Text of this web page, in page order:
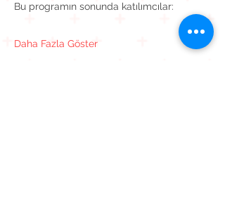
Bu programın sonunda katılımcılar:
Daha Fazla Göster